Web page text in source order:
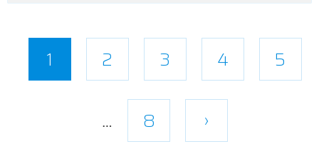
Seitennummerierung
Aktuelle
1 Seite
2 Seite
3 Seite
4 Seite
5
…
Letzte
8
Nächste
›